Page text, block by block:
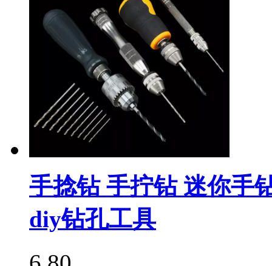
手捻钻 手拧钻 迷你手
diy钻孔工具